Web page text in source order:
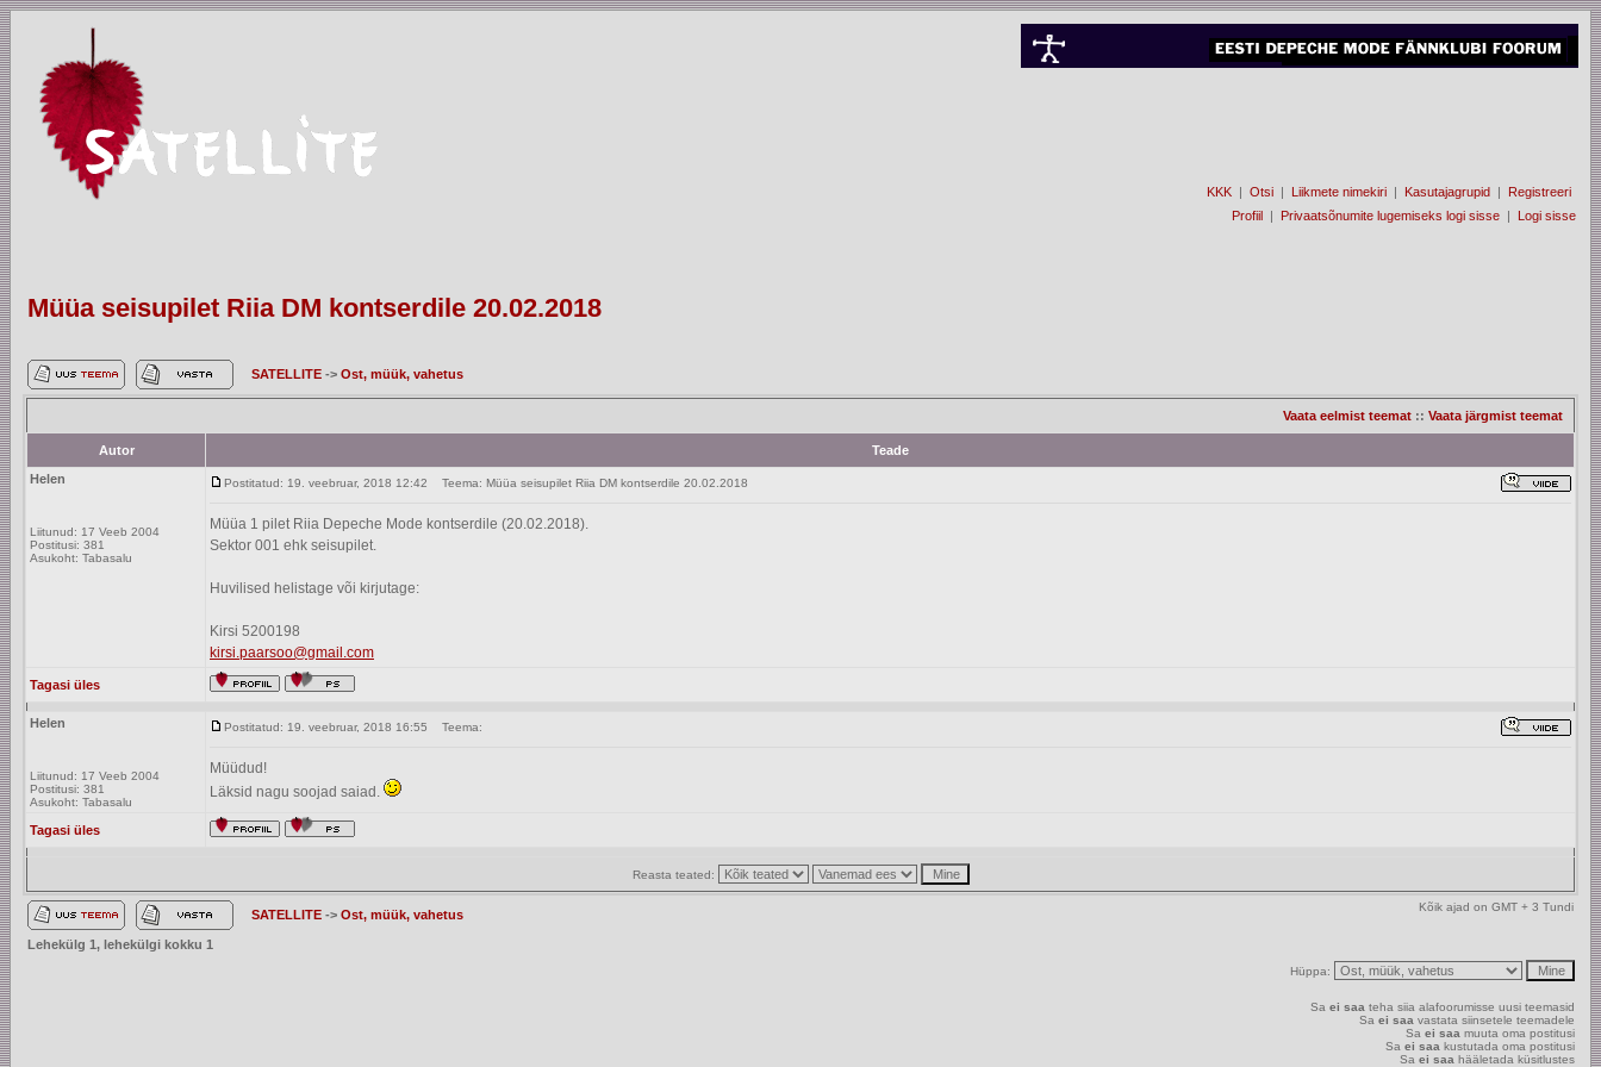
KKK | Otsi | Liikmete nimekiri | Kasutajagrupid | Registreeri
Profiil | Privaatsõnumite lugemiseks logi sisse | Logi sisse
Müüa seisupilet Riia DM kontserdile 20.02.2018
SATELLITE -> Ost, müük, vahetus
Vaata eelmist teemat :: Vaata järgmist teemat
Autor
Teade
Helen
Liitunud: 17 Veeb 2004
Postitusi: 381
Asukoht: Tabasalu
Postitatud: 19. veebruar, 2018 12:42 Teema: Müüa seisupilet Riia DM kontserdile 20.02.2018
Müüa 1 pilet Riia Depeche Mode kontserdile (20.02.2018).
Sektor 001 ehk seisupilet.
Huvilised helistage või kirjutage:
Kirsi 5200198
kirsi.paarsoo@gmail.com
Tagasi üles
Helen
Liitunud: 17 Veeb 2004
Postitusi: 381
Asukoht: Tabasalu
Postitatud: 19. veebruar, 2018 16:55 Teema:
Müüdud!
Läksid nagu soojad saiad.
Tagasi üles
Reasta teated:
SATELLITE -> Ost, müük, vahetus
Kõik ajad on GMT + 3 Tundi
Lehekülg 1, lehekülgi kokku 1
Hüppa:
Sa ei saa teha siia alafoorumisse uusi teemasid
Sa ei saa vastata siinsetele teemadele
Sa ei saa muuta oma postitusi
Sa ei saa kustutada oma postitusi
Sa ei saa hääletada küsitlustes